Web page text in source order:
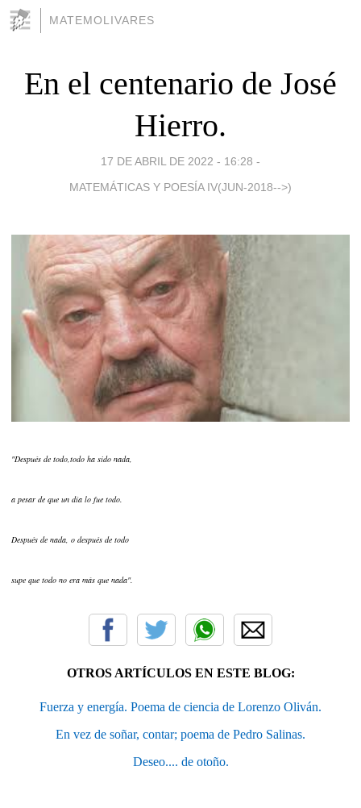
MATEMOLIVARES
En el centenario de José
Hierro.
17 DE ABRIL DE 2022 - 16:28 -
MATEMÁTICAS Y POESÍA IV(JUN-2018-->)
"Después de todo,todo ha sido nada,
a pesar de que un día lo fue todo.
Después de nada, o después de todo
supe que todo no era más que nada".
OTROS ARTÍCULOS EN ESTE BLOG:
Fuerza y energía. Poema de ciencia de Lorenzo Oliván.
En vez de soñar, contar; poema de Pedro Salinas.
Deseo.... de otoño.